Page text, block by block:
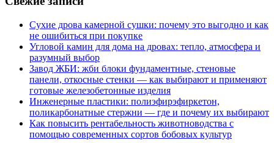
Сухие дрова камерной сушки: почему это выгодно и как
не ошибиться при покупке
Угловой камин для дома на дровах: тепло, атмосфера и
разумный выбор
Завод ЖБИ: жби блоки фундаментные, стеновые
панели, откосные стенки — как выбирают и применяют
готовые железобетонные изделия
Инженерные пластики: полиэфирэфиркетон,
поликарбонатные стержни — где и почему их выбирают
Как повысить рентабельность животноводства с
помощью современных сортов бобовых культур